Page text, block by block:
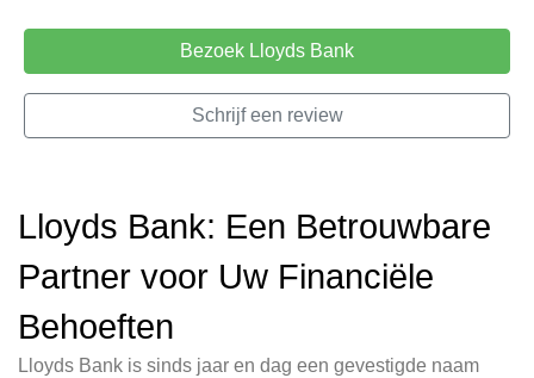
Bezoek Lloyds Bank
Schrijf een review
Lloyds Bank: Een Betrouwbare
Partner voor Uw Financiële
Behoeften
Lloyds Bank is sinds jaar en dag een gevestigde naam